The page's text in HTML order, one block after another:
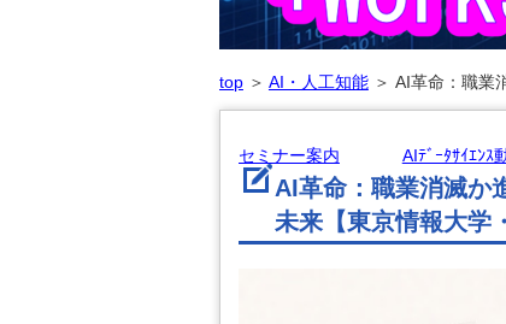
top＞ AI・人工知能＞ AI革命：職業
セミナー案内 AIﾃﾞｰﾀｻｲｴﾝｽ
AI革命：職業消滅か
未来【東京情報大学